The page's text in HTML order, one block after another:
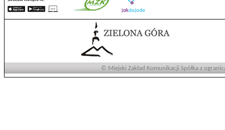
© Miejski Zakład Komunikacji Spółka z